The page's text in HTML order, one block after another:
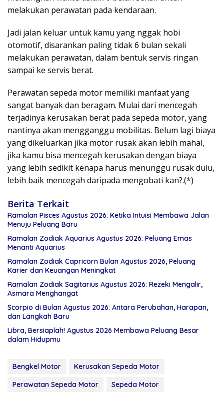
melakukan perawatan pada kendaraan.
Jadi jalan keluar untuk kamu yang nggak hobi
otomotif, disarankan paling tidak 6 bulan sekali
melakukan perawatan, dalam bentuk servis ringan
sampai ke servis berat.
Perawatan sepeda motor memiliki manfaat yang
sangat banyak dan beragam. Mulai dari mencegah
terjadinya kerusakan berat pada sepeda motor, yang
nantinya akan mengganggu mobilitas. Belum lagi biaya
yang dikeluarkan jika motor rusak akan lebih mahal,
jika kamu bisa mencegah kerusakan dengan biaya
yang lebih sedikit kenapa harus menunggu rusak dulu,
lebih baik mencegah daripada mengobati kan?.(*)
Berita Terkait
Ramalan Pisces Agustus 2026: Ketika Intuisi Membawa Jalan
Menuju Peluang Baru
Ramalan Zodiak Aquarius Agustus 2026: Peluang Emas
Menanti Aquarius
Ramalan Zodiak Capricorn Bulan Agustus 2026, Peluang
Karier dan Keuangan Meningkat
Ramalan Zodiak Sagitarius Agustus 2026: Rezeki Mengalir,
Asmara Menghangat
Scorpio di Bulan Agustus 2026: Antara Perubahan, Harapan,
dan Langkah Baru
Libra, Bersiaplah! Agustus 2026 Membawa Peluang Besar
dalam Hidupmu
Bengkel Motor
Kerusakan Sepeda Motor
Perawatan Sepeda Motor
Sepeda Motor